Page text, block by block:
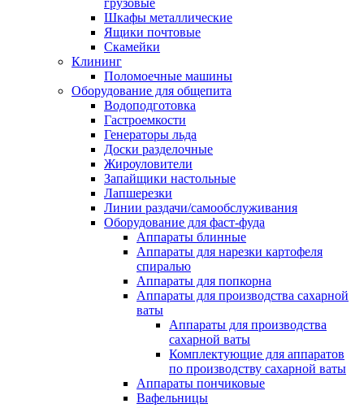
грузовые
Шкафы металлические
Ящики почтовые
Скамейки
Клининг
Поломоечные машины
Оборудование для общепита
Водоподготовка
Гастроемкости
Генераторы льда
Доски разделочные
Жироуловители
Запайщики настольные
Лапшерезки
Линии раздачи/самообслуживания
Оборудование для фаст-фуда
Аппараты блинные
Аппараты для нарезки картофеля
спиралью
Аппараты для попкорна
Аппараты для производства сахарной
ваты
Аппараты для производства
сахарной ваты
Комплектующие для аппаратов
по производству сахарной ваты
Аппараты пончиковые
Вафельницы